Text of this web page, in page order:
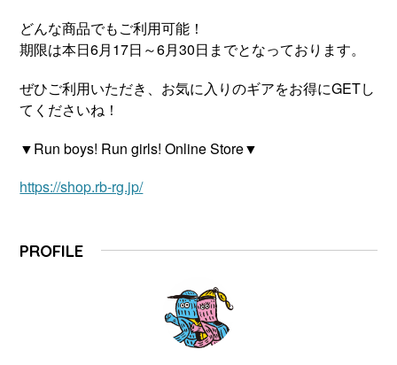
どんな商品でもご利用可能！
期限は本日6月17日～6月30日までとなっております。
ぜひご利用いただき、お気に入りのギアをお得にGETし
てくださいね！
▼Run boys! Run girls! Online Store▼
https://shop.rb-rg.jp/
PROFILE